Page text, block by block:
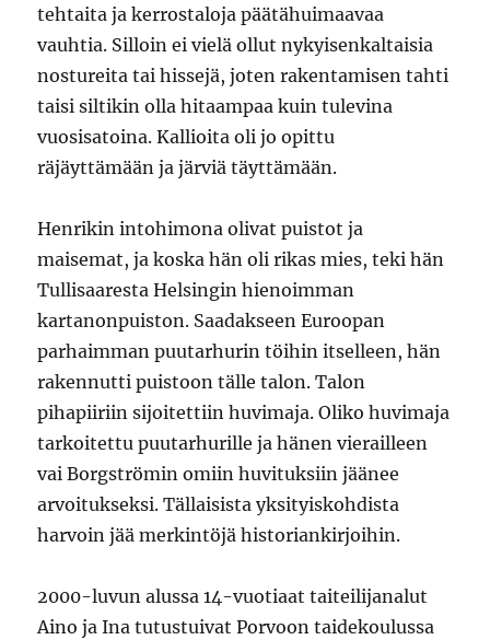
tehtaita ja kerrostaloja päätähuimaavaa
vauhtia. Silloin ei vielä ollut nykyisenkaltaisia
nostureita tai hissejä, joten rakentamisen tahti
taisi siltikin olla hitaampaa kuin tulevina
vuosisatoina. Kallioita oli jo opittu
räjäyttämään ja järviä täyttämään.
Henrikin intohimona olivat puistot ja
maisemat, ja koska hän oli rikas mies, teki hän
Tullisaaresta Helsingin hienoimman
kartanonpuiston. Saadakseen Euroopan
parhaimman puutarhurin töihin itselleen, hän
rakennutti puistoon tälle talon. Talon
pihapiiriin sijoitettiin huvimaja. Oliko huvimaja
tarkoitettu puutarhurille ja hänen vierailleen
vai Borgströmin omiin huvituksiin jäänee
arvoitukseksi. Tällaisista yksityiskohdista
harvoin jää merkintöjä historiankirjoihin.
2000-luvun alussa 14-vuotiaat taiteilijanalut
Aino ja Ina tutustuivat Porvoon taidekoulussa